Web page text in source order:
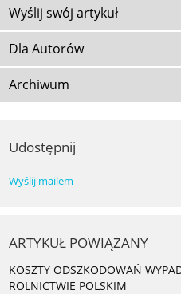
Wyślij swój artykuł
Dla Autorów
Archiwum
Udostępnij
Wyślij mailem
ARTYKUŁ POWIĄZANY
KOSZTY ODSZKODOWAŃ
ROLNICTWIE POLSKIM